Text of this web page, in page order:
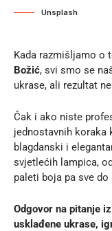
Unsplash
Kada razmišljamo o
Božić, svi smo se
ukrase, ali rezultat
Čak i ako niste
jednostavnih
blagdanski i
svjetlećih lampica,
paleti boja pa sve
Odgovor na pitanje
usklađene ukrase,